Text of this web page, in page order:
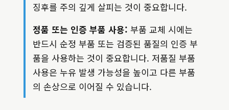
징후를 주의 깊게 살피는 것이 중요합니다.
정품 또는 인증 부품 사용: 부품 교체 시에는
반드시 순정 부품 또는 검증된 품질의 인증 부
품을 사용하는 것이 중요합니다. 저품질 부품
사용은 누유 발생 가능성을 높이고 다른 부품
의 손상으로 이어질 수 있습니다.